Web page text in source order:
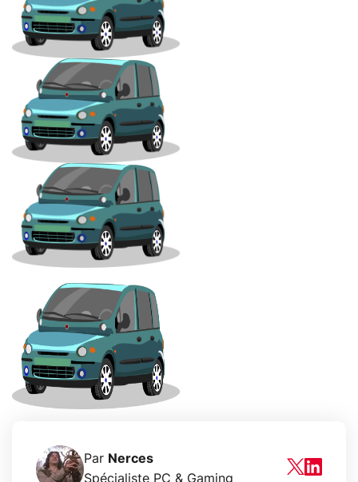
Par Nerces
Spécialiste PC & Gaming